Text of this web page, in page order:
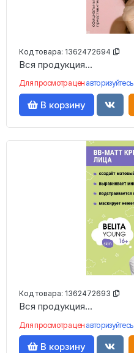
Код товара: 1362472694
Вся продукция...
Для просмотра цен авторизуйтесь
В корзину
Код товара: 1362472693
Вся продукция...
Для просмотра цен авторизуйтесь
В корзину